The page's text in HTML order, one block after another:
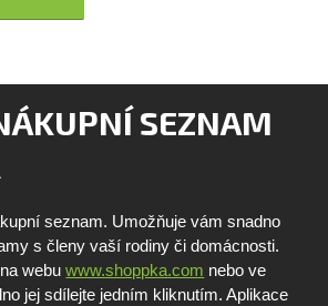
SEZNAM
seznam. Umožňuje vám snadno
s členy vaší rodiny či domácnosti.
webuwww.shoppka.com nebo ve
jej sdílejte jedním kliknutím. Aplikace